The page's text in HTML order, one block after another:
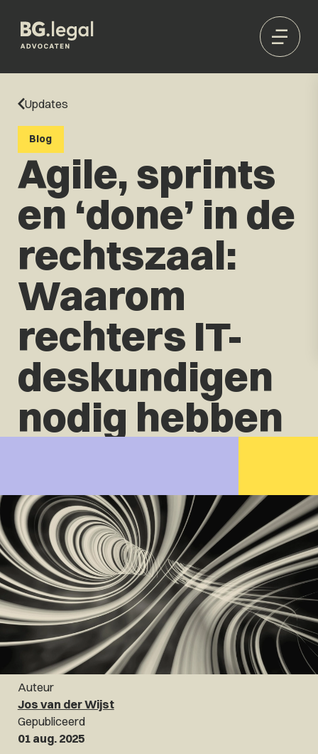
Updates
Blog
Agile, sprints
en ‘done’ in de
rechtszaal:
Waarom
rechters IT-
deskundigen
nodig hebben
Auteur
Jos van der Wijst
Gepubliceerd
01 aug. 2025